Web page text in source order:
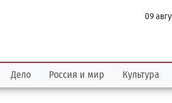
09
Дело Россия и мир Культура